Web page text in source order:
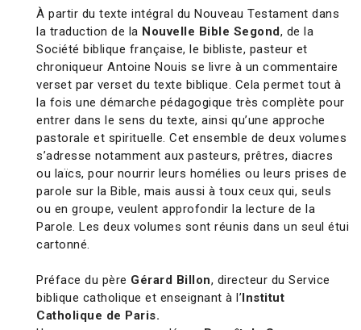
À partir du texte intégral du Nouveau Testament dans
la traduction de la Nouvelle Bible Segond, de la
Société biblique française, le bibliste, pasteur et
chroniqueur Antoine Nouis se livre à un commentaire
verset par verset du texte biblique. Cela permet tout à
la fois une démarche pédagogique très complète pour
entrer dans le sens du texte, ainsi qu’une approche
pastorale et spirituelle. Cet ensemble de deux volumes
s’adresse notamment aux pasteurs, prêtres, diacres
ou laïcs, pour nourrir leurs homélies ou leurs prises de
parole sur la Bible, mais aussi à toux ceux qui, seuls
ou en groupe, veulent approfondir la lecture de la
Parole. Les deux volumes sont réunis dans un seul étui
cartonné.
Préface du père Gérard Billon, directeur du Service
biblique catholique et enseignant à l’Institut
Catholique de Paris.